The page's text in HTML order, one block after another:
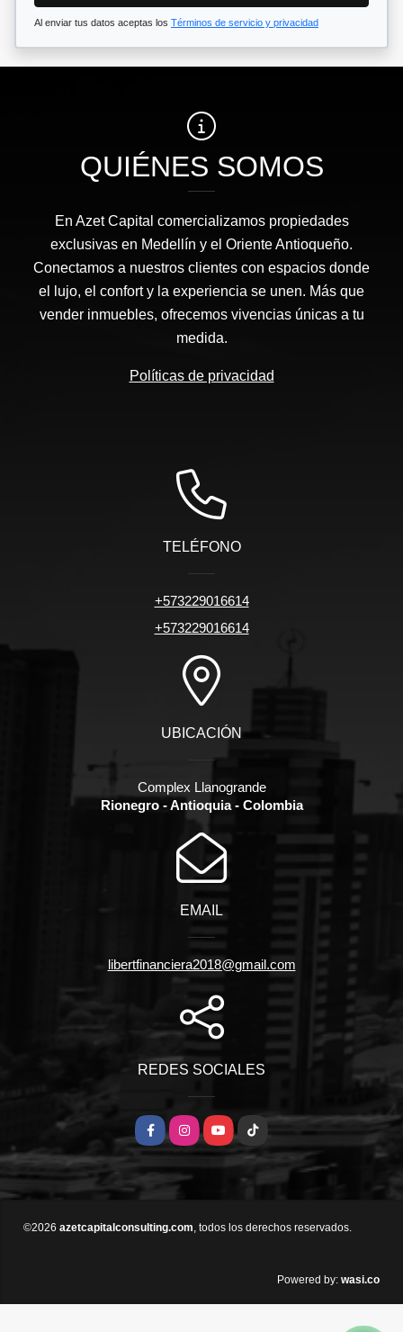
Al enviar tus datos aceptas los Términos de servicio y privacidad
QUIÉNES SOMOS
En Azet Capital comercializamos propiedades
exclusivas en Medellín y el Oriente Antioqueño.
Conectamos a nuestros clientes con espacios donde
el lujo, el confort y la experiencia se unen. Más que
vender inmuebles, ofrecemos vivencias únicas a tu
medida.
Políticas de privacidad
TELÉFONO
+573229016614
+573229016614
UBICACIÓN
Complex Llanogrande
Rionegro - Antioquia - Colombia
EMAIL
libertfinanciera2018@gmail.com
REDES SOCIALES
FacebookInstagramYouTube
TikTok
©2026 azetcapitalconsulting.com , todos los derechos reservados.
Powered by: wasi.co